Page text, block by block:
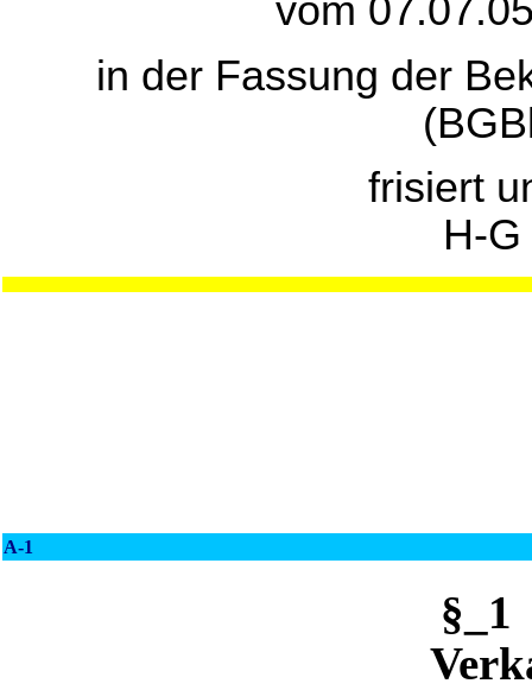
vom
in der Fassung der
frisiert
H-
A-1